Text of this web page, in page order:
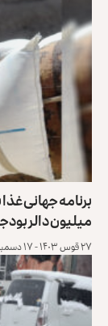
میلیون دالر
۲۷ قوس ۱۴۰۳ - ۱۷ دسمبر ۲۰۲۴